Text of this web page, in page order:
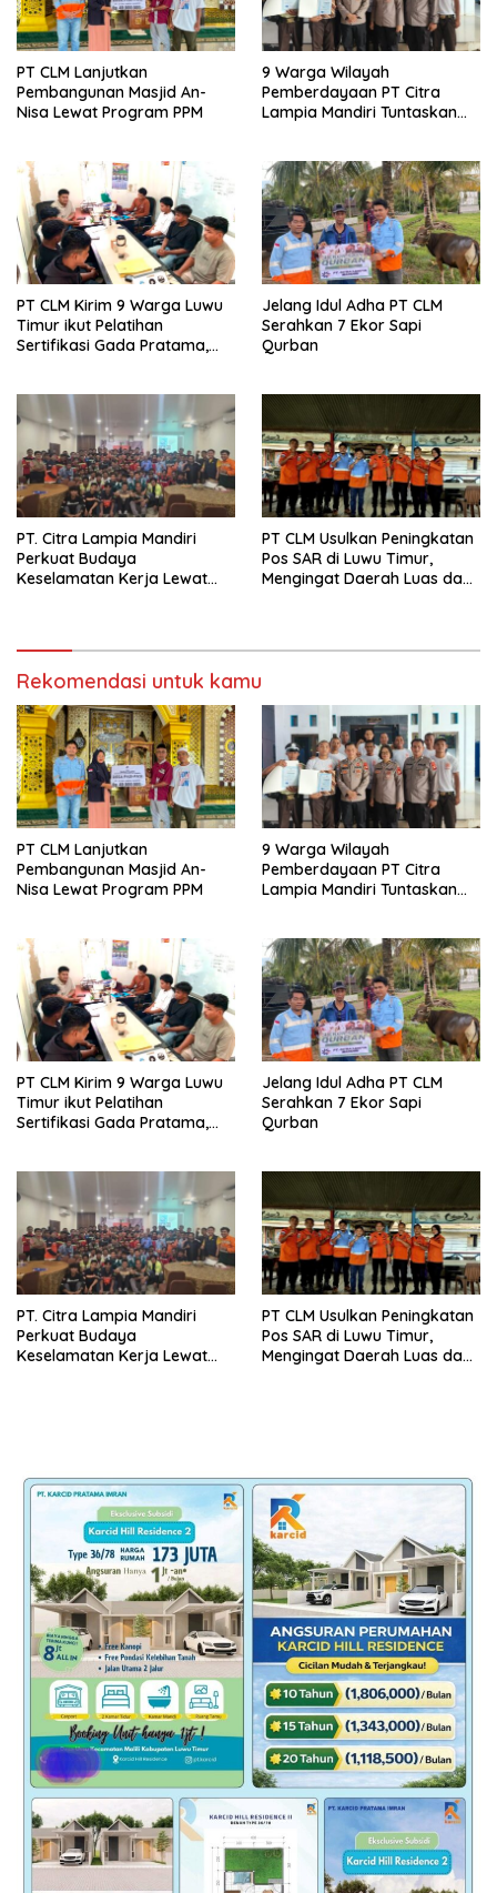
PT CLM Lanjutkan
Pembangunan Masjid An-
Nisa Lewat Program PPM
9 Warga Wilayah
Pemberdayaan PT Citra
Lampia Mandiri Tuntaskan
PT CLM Kirim 9 Warga Luwu
Timur ikut Pelatihan
Sertifikasi Gada Pratama,
Jelang Idul Adha PT CLM
Serahkan 7 Ekor Sapi
Qurban
PT. Citra Lampia Mandiri
Perkuat Budaya
Keselamatan Kerja Lewat
PT CLM Usulkan Peningkatan
Pos SAR di Luwu Timur,
Mengingat Daerah Luas dan
Rekomendasi untuk kamu
PT CLM Lanjutkan
Pembangunan Masjid An-
Nisa Lewat Program PPM
9 Warga Wilayah
Pemberdayaan PT Citra
Lampia Mandiri Tuntaskan
PT CLM Kirim 9 Warga Luwu
Timur ikut Pelatihan
Sertifikasi Gada Pratama,
Jelang Idul Adha PT CLM
Serahkan 7 Ekor Sapi
Qurban
PT. Citra Lampia Mandiri
Perkuat Budaya
Keselamatan Kerja Lewat
PT CLM Usulkan Peningkatan
Pos SAR di Luwu Timur,
Mengingat Daerah Luas dan